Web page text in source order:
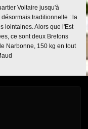
Voltaire jusqu'à
traditionnelle : la
lointaines. Alors que l'Est
ce sont deux Bretons
Narbonne, 150 kg en tout